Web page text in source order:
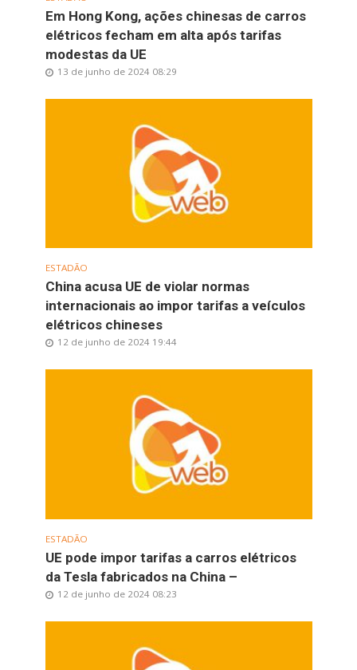
Em Hong Kong, ações chinesas de carros
elétricos fecham em alta após tarifas
modestas da UE
13 de junho de 2024 08:29
ESTADÃO
China acusa UE de violar normas
internacionais ao impor tarifas a veículos
elétricos chineses
12 de junho de 2024 19:44
ESTADÃO
UE pode impor tarifas a carros elétricos
da Tesla fabricados na China –
12 de junho de 2024 08:23